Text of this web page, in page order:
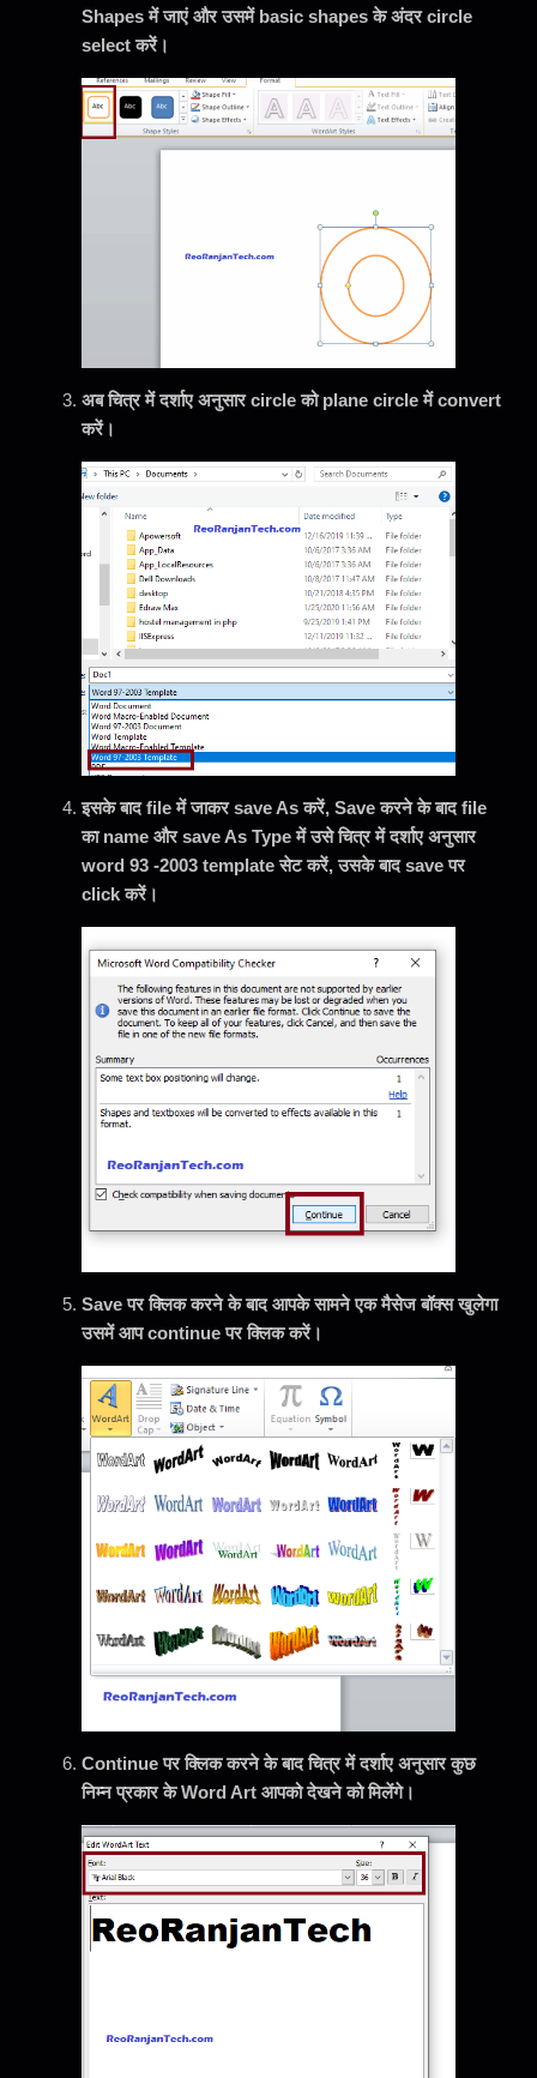
Shapes में जाएं और उसमें basic shapes के अंदर circle
select करें।
अब चित्र में दर्शाए अनुसार circle को plane circle में convert
करें।
इसके बाद file में जाकर save As करें, Save करने के बाद file
का name और save As Type में उसे चित्र में दर्शाए अनुसार
word 93 -2003 template सेट करें, उसके बाद save पर
click करें।
Save पर क्लिक करने के बाद आपके सामने एक मैसेज बॉक्स खुलेगा
उसमें आप continue पर क्लिक करें।
Continue पर क्लिक करने के बाद चित्र में दर्शाए अनुसार कुछ
निम्न प्रकार के Word Art आपको देखने को मिलेंगे।